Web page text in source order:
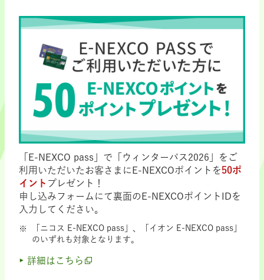
「E-NEXCO pass」で「ウィンターパス2026」をご
利用いただいたお客さまにE-NEXCOポイントを50ポ
イント プレゼント！
申し込みフォームにて裏面のE-NEXCOポイントIDを
入力してください。
「ニコス E-NEXCO pass」、「イオン E-NEXCO pass」
のいずれも対象となります。
詳細はこちら